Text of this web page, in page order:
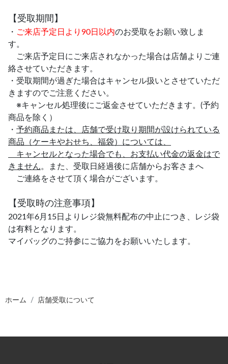
【受取期間】
・ ご来店予定日より90日以内のお受取をお願い致しま
す。
ご来店予定日にご来店されなかった場合は店舗よりご連
絡させていただきます。
・受取期間が過ぎた場合はキャンセル扱いとさせていただ
きますのでご注意ください。
※キャンセル処理後にご返金させていただきます。(予約
商品を除く）
・ 予約商品または、店舗で受け取り期間が設けられている
商品（ケーキやおせち、福袋）については、
キャンセルとなった場合でも、お支払い代金の返金はで
きません。また、受取日経過後に店舗からお客さまへ
ご連絡をさせて頂く場合がございます。
【受取時の注意事項】
2021年6月15日よりレジ袋無料配布の中止につき、レジ袋
は有料となります。
マイバッグのご持参にご協力をお願いいたします。
ホーム 店舗受取について